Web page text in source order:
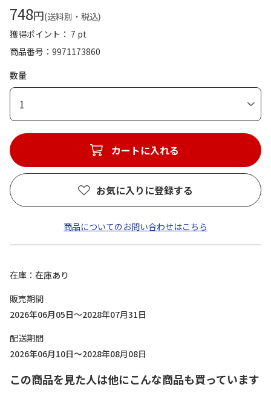
748円(送料別・税込)
獲得ポイント： 7 pt
商品番号
9971173860
数量
1
カートに入れる
お気に入りに登録する
商品についてのお問い合わせはこちら
在庫
在庫あり
販売期間
2026年06月05日～2028年07月31日
配送期間
2026年06月10日～2028年08月08日
この商品を見た人は他にこんな商品も買っています